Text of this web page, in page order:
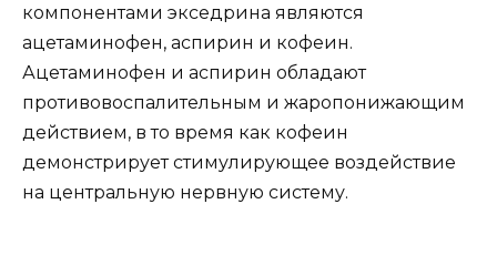
компонентами экседрина являются
ацетаминофен, аспирин и кофеин.
Ацетаминофен и аспирин обладают
противовоспалительным и жаропонижающим
действием, в то время как кофеин
демонстрирует стимулирующее воздействие
на центральную нервную систему.